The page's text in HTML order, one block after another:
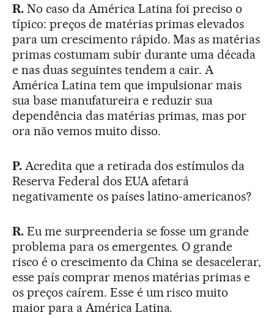
R.No caso da América Latina foi preciso o
típico: preços de matérias primas elevados
para um crescimento rápido. Mas as matérias
primas costumam subir durante uma década
e nas duas seguintes tendem a cair. A
América Latina tem que impulsionar mais
sua base manufatureira e reduzir sua
dependência das matérias primas, mas por
ora não vemos muito disso.
P.Acredita que a retirada dos estímulos da
Reserva Federal dos EUA afetará
negativamente os países latino-americanos?
R.Eu me surpreenderia se fosse um grande
problema para os emergentes. O grande
risco é o crescimento da China se desacelerar,
esse país comprar menos matérias primas e
os preços caírem. Esse é um risco muito
maior para a América Latina.